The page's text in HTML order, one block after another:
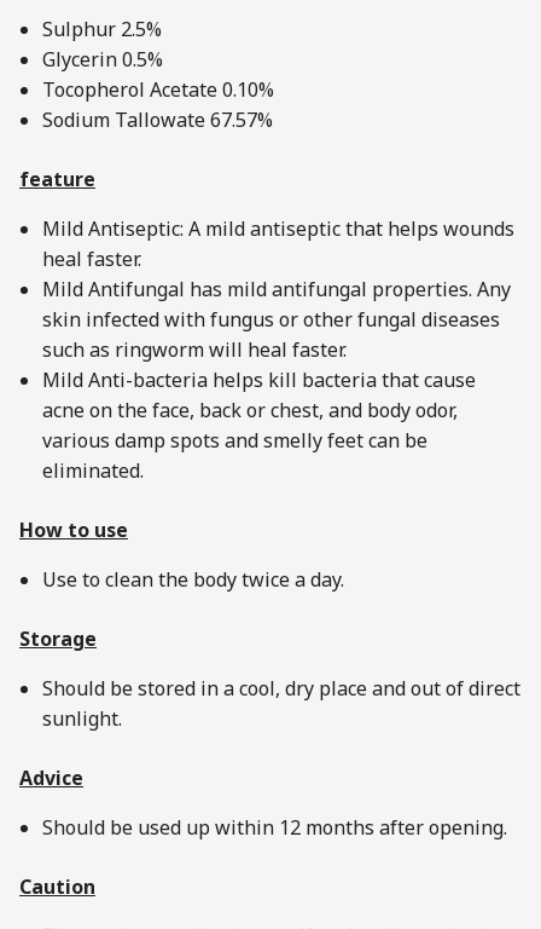
Sulphur 2.5%
Glycerin 0.5%
Tocopherol Acetate 0.10%
Sodium Tallowate 67.57%
feature
Mild Antiseptic: A mild antiseptic that helps wounds
heal faster.
Mild Antifungal has mild antifungal properties. Any
skin infected with fungus or other fungal diseases
such as ringworm will heal faster.
Mild Anti-bacteria helps kill bacteria that cause
acne on the face, back or chest, and body odor,
various damp spots and smelly feet can be
eliminated.
How to use
Use to clean the body twice a day.
Storage
Should be stored in a cool, dry place and out of direct
sunlight.
Advice
Should be used up within 12 months after opening.
Caution